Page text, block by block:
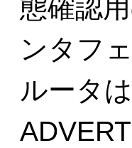
態確認
ンタフ
ルータ